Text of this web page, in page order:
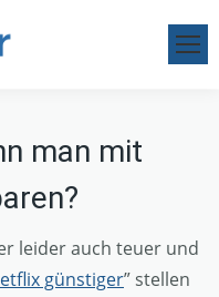
man mit
leider auch teuer und
günstiger” stellen